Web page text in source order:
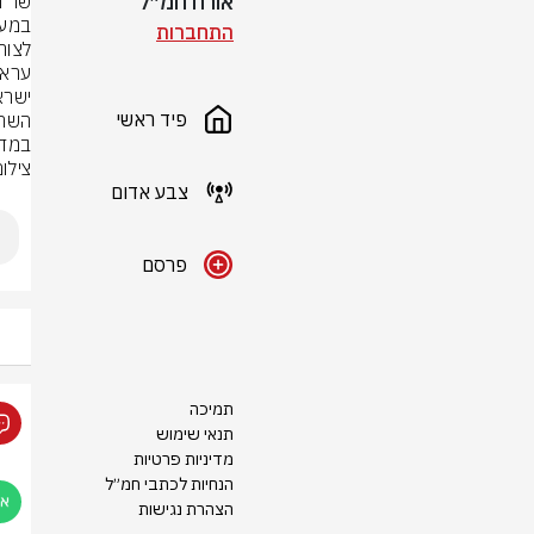
התחברות
פיד ראשי
צבע אדום
פרסם
תמיכה
תנאי שימוש
מדיניות פרטיות
הנחיות לכתבי חמ״ל
הצהרת נגישות